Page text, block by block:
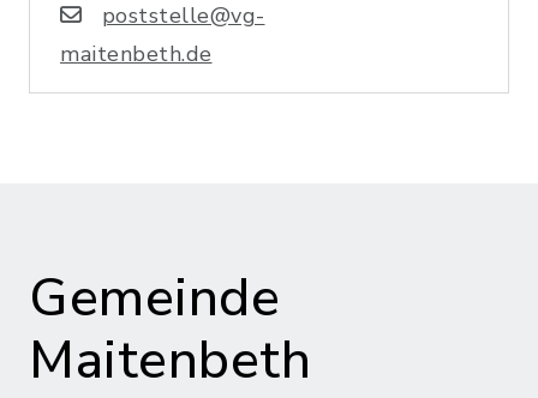
poststelle@vg-
maitenbeth.de
Gemeinde
Maitenbeth